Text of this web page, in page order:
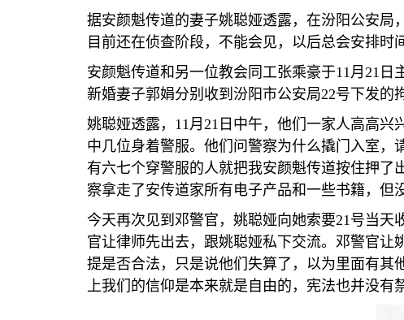
据安颜魁传道的妻子姚聪娅透露，在汾阳公安局
目前还在侦查阶段，不能会见，以后总会安排时
安颜魁传道和另一位教会同工张乘豪于11月 21 日
新婚妻子郭娟分别收到汾阳市公安局22号下发的
姚聪娅透露， 11月 21 日中午，他们一家人高高兴
中几位身着警服。他们问警察为什么撬门入室
有六七个穿警服的人就把我安颜魁传道按住押
察拿走了安传道家所有电子产品和一些书籍，但
今天再次见到邓警官，姚聪娅向她索要21号当天
官让律师先出去，跟姚聪娅私下交流。邓警官
提是否合法，只是说他们失算了，以为里面有
上我们的信仰是本来就是自由的，宪法也并没有